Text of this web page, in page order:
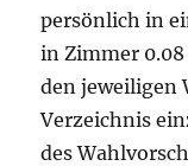
persönlich in
in Zimmer
den jeweiligen
Verzeichnis
des